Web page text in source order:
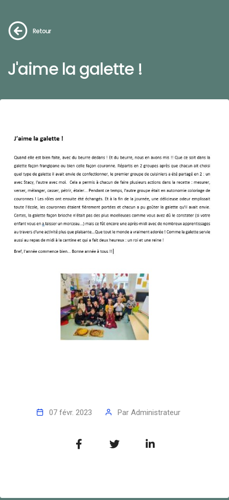
Retour
J'aime la galette !
07 févr. 2023 Par Administrateur